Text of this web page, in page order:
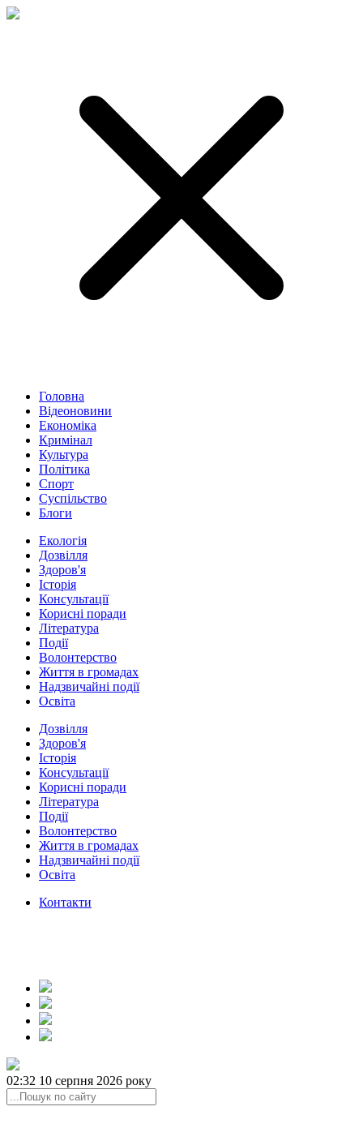
Головна
Відеоновини
Економіка
Кримінал
Культура
Політика
Спорт
Суспільство
Блоги
Екологія
Дозвілля
Здоров'я
Історія
Консультації
Корисні поради
Література
Події
Волонтерство
Життя в громадах
Надзвичайні події
Освіта
Дозвілля
Здоров'я
Історія
Консультації
Корисні поради
Література
Події
Волонтерство
Життя в громадах
Надзвичайні події
Освіта
Контакти
02:32 10 серпня 2026 року